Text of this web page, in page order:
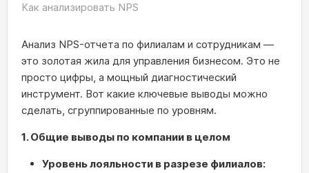
Как анализировать NPS
Анализ NPS-отчета по филиалам и сотрудникам —
это золотая жила для управления бизнесом. Это не
просто цифры, а мощный диагностический
инструмент. Вот какие ключевые выводы можно
сделать, сгруппированные по уровням.
1. Общие выводы по компании в целом
Уровень лояльности в разрезе филиалов: